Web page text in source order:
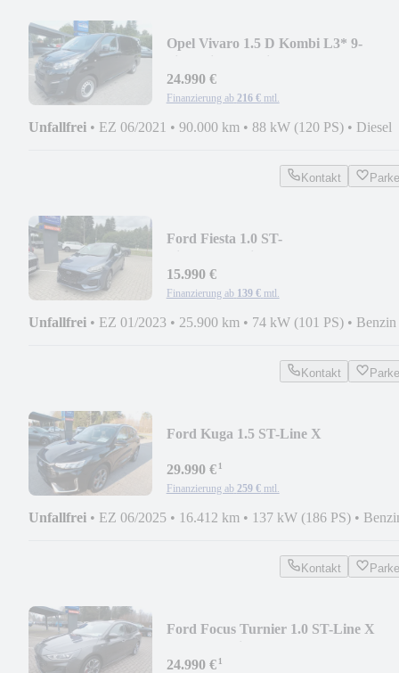
Opel Vivaro 1.5 D Kombi L3* 9-
24.990 €
Finanzierung ab 216 € mtl.
Unfallfrei • EZ 06/2021 • 90.000 km • 88 kW (120 PS) • Diesel
Kontakt
Ford Fiesta 1.0 ST-
18"/SYNC*
15.990 €
Finanzierung ab 139 € mtl.
Unfallfrei • EZ 01/2023 • 25.900 km • 74 kW (101 PS) • Benzin
Kontakt
Ford Kuga 1.5 ST-Line X
29.990 €¹
Finanzierung ab 259 € mtl.
Unfallfrei • EZ 06/2025 • 16.412 km • 137 kW (186 PS) •
Kontakt
Ford Focus Turnier 1.0 ST-Line X
24.990 €¹